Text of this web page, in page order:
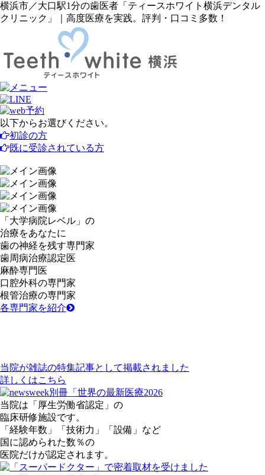
横浜市／大口駅1分の歯医者「ティースホワイト横浜デンタル
クリニック」｜高度医療を実践。評判・口コミ多数！
以下からお選びください。
初診の方
既に受診されている方
「 大学病院レベル 」の
治療をあなたに
歯の神経を残す専門家
歯周病治療認定医
麻酔専門医
口腔外科の専門家
根管治療の専門家
各専門家を紹介
当院が雑誌の特集記事として掲載されました
詳しくはこちら
当院は「厚生労働省認定」の
臨床研修施設です。
「経験年数」「技術力」「設備」など
国に認められた数％の
医院だけが認定されます。